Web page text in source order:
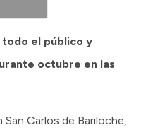
todo el público y
octubre en las
Carlos de Bariloche,